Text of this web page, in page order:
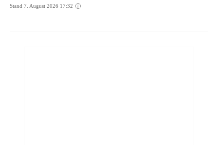
Stand 7. August 2026 17:32